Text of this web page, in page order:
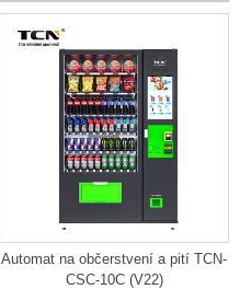
Automat na občerstvení a pití TCN-
CSC-10C (V22)